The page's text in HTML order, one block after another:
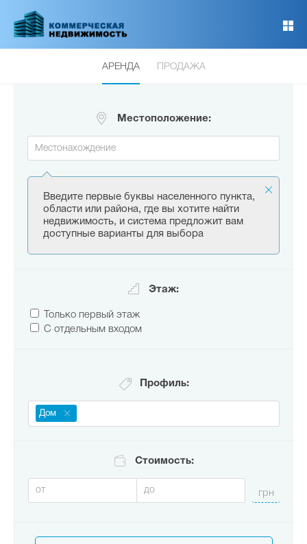
основному
АРЕНДА ПРОДАЖА
Местоположение:
Введите первые буквы населенного пункта,
области или района, где вы хотите найти
недвижимость, и система предложит вам
доступные варианты для выбора
Этаж:
Только первый этаж
С отдельным входом
Профиль:
Дом
Стоимость: